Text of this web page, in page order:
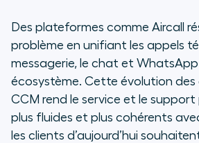
Des plateformes comme Aircall
problème en unifiant les appels
messagerie, le chat et WhatsApp
écosystème. Cette évolution
CCM rend le service et le support
plus fluides et plus cohérents
les clients d’aujourd’hui